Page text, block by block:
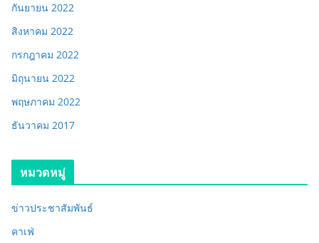
กันยายน 2022
สิงหาคม 2022
กรกฎาคม 2022
มิถุนายน 2022
พฤษภาคม 2022
ธันวาคม 2017
หมวดหมู่
ข่าวประชาสัมพันธ์
คาเฟ่